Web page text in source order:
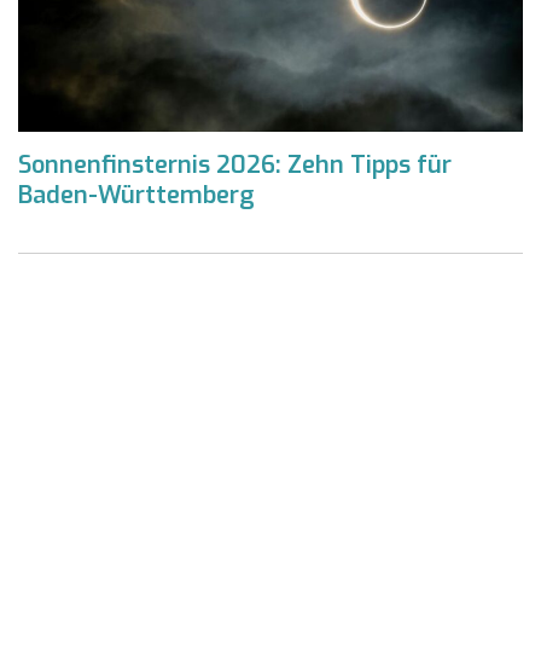
Sonnenfinsternis 2026: Zehn Tipps für
Baden-Württemberg